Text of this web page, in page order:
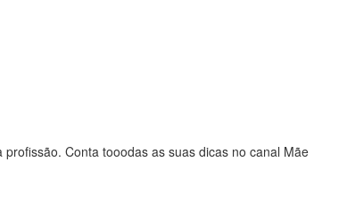
Conta tooodas as suas dicas no canal Mãe